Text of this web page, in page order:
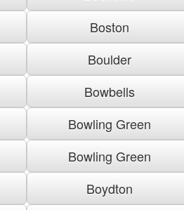
Boston
Boulder
Bowbells
Bowling Green
Bowling Green
Boydton